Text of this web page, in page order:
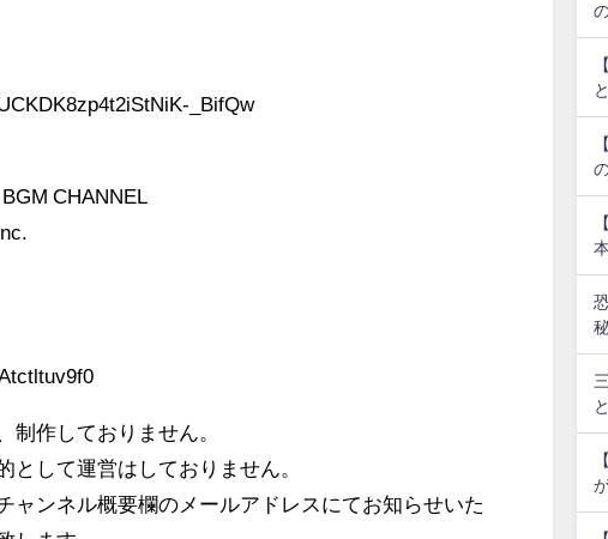
_BifQw
CHANNEL
制作しておりません。
として運営はしておりません。
ャンネル概要欄のメールアドレスにてお知らせいた